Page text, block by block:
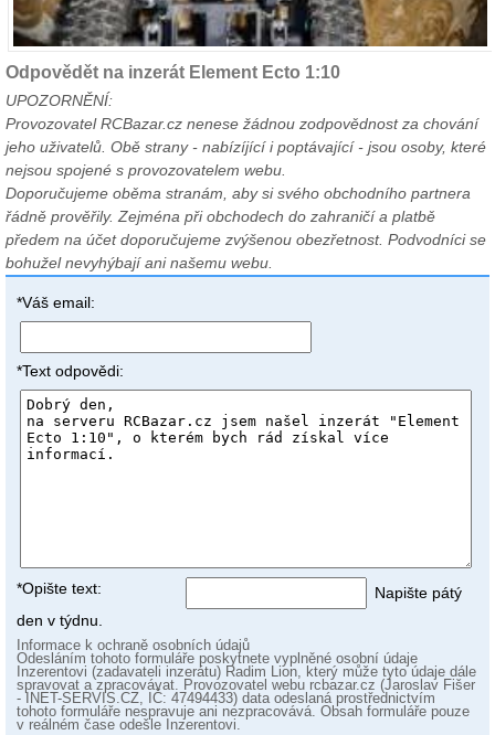
Odpovědět na inzerát Element Ecto 1:10
UPOZORNĚNÍ:
Provozovatel RCBazar.cz nenese žádnou zodpovědnost za chování
jeho uživatelů. Obě strany - nabízíjící i poptávající - jsou osoby, které
nejsou spojené s provozovatelem webu.
Doporučujeme oběma stranám, aby si svého obchodního partnera
řádně prověřily. Zejména při obchodech do zahraničí a platbě
předem na účet doporučujeme zvýšenou obezřetnost. Podvodníci se
bohužel nevyhýbají ani našemu webu.
*Váš email:
*Text odpovědi:
*Opište text:
Napište pátý
den v týdnu.
Informace k ochraně osobních údajů
Odesláním tohoto formuláře poskytnete vyplněné osobní údaje
Inzerentovi (zadavateli inzerátu) Radim Lion, který může tyto údaje dále
spravovat a zpracovávat. Provozovatel webu rcbazar.cz (Jaroslav Fišer
- INET-SERVIS.CZ, IČ: 47494433) data odeslaná prostřednictvím
tohoto formuláře nespravuje ani nezpracovává. Obsah formuláře pouze
v reálném čase odešle Inzerentovi.